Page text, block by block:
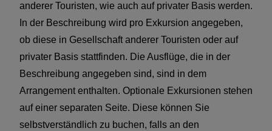
anderer Touristen, wie auch auf privater Basis werden.
In der Beschreibung wird pro Exkursion angegeben,
ob diese in Gesellschaft anderer Touristen oder auf
privater Basis stattfinden. Die Ausflüge, die in der
Beschreibung angegeben sind, sind in dem
Arrangement enthalten. Optionale Exkursionen stehen
auf einer separaten Seite. Diese können Sie
selbstverständlich zu buchen, falls an den